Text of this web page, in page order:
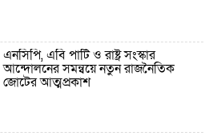
এনসিপি, এবি পার্টি ও রাষ্ট্র সংস্কার
আন্দোলনের সমন্বয়ে নতুন রাজনৈতিক
জোটের আত্মপ্রকাশ